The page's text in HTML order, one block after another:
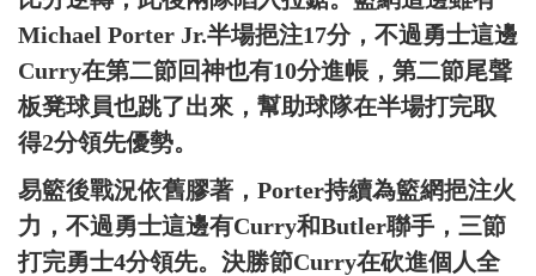
Michael Porter Jr.半場挹注17分，不過勇士這邊
Curry在第二節回神也有10分進帳，第二節尾聲
板凳球員也跳了出來，幫助球隊在半場打完取
得2分領先優勢。
易籃後戰況依舊膠著，Porter持續為籃網挹注火
力，不過勇士這邊有Curry和Butler聯手，三節
打完勇士4分領先。決勝節Curry在砍進個人全